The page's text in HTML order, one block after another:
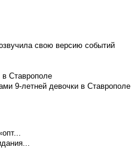
свою версию событий
в Ставрополе
9-летней девочки в Ставрополе